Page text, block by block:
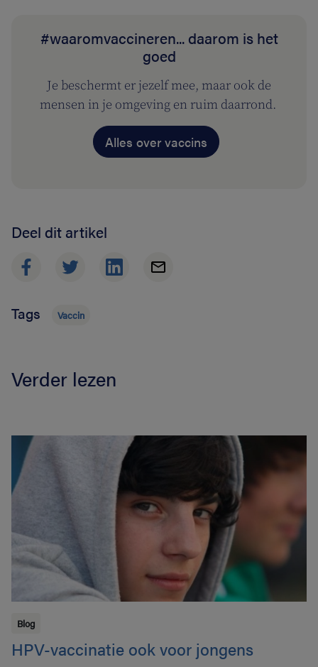
#waaromvaccineren... daarom is het
goed
Je beschermt er jezelf mee, maar ook de
mensen in je omgeving en ruim daarrond.
Alles over vaccins
Deel dit artikel
Tags Vaccin
Verder lezen
Blog
HPV-vaccinatie ook voor jongens